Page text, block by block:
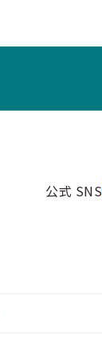
公式 SNS